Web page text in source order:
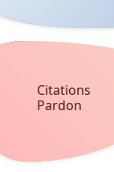
Citations
Pardon